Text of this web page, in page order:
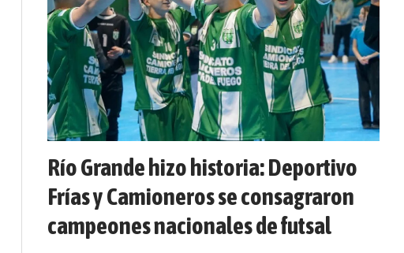
Río Grande hizo historia: Deportivo
Frías y Camioneros se consagraron
campeones nacionales de futsal